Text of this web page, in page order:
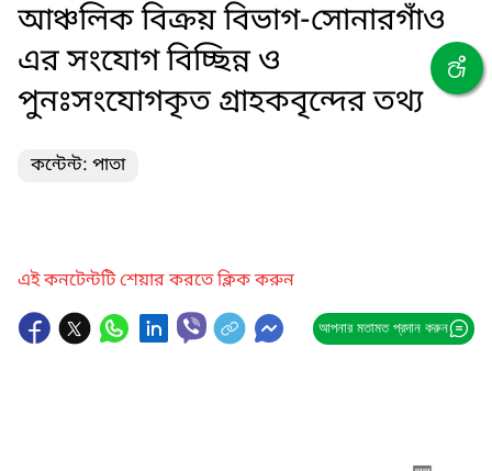
আঞ্চলিক বিক্রয় বিভাগ-সোনারগাঁও
এর সংযোগ বিচ্ছিন্ন ও
পুনঃসংযোগকৃত গ্রাহকবৃন্দের তথ্য
কন্টেন্ট: পাতা
এই কনটেন্টটি শেয়ার করতে ক্লিক করুন
আপনার মতামত প্রদান করুন